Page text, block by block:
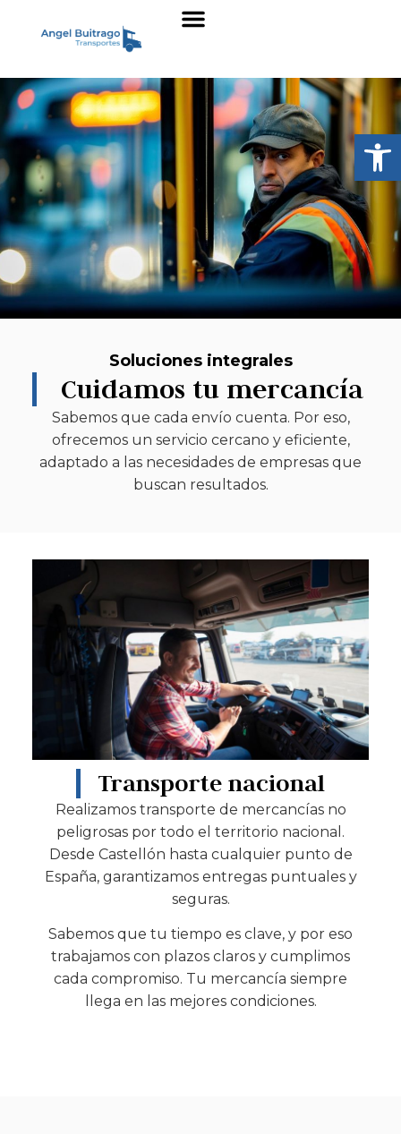
Soluciones integrales
Cuidamos tu mercancía
Sabemos que cada envío cuenta. Por eso,
ofrecemos un servicio cercano y eficiente,
adaptado a las necesidades de empresas que
buscan resultados.
Transporte nacional
Realizamos transporte de mercancías no
peligrosas por todo el territorio nacional.
Desde Castellón hasta cualquier punto de
España, garantizamos entregas puntuales y
seguras.
Sabemos que tu tiempo es clave, y por eso
trabajamos con plazos claros y cumplimos
cada compromiso. Tu mercancía siempre
llega en las mejores condiciones.